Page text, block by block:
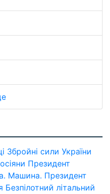
Збройні сили України
Президент
Машина. Президент
Безпілотний літальний